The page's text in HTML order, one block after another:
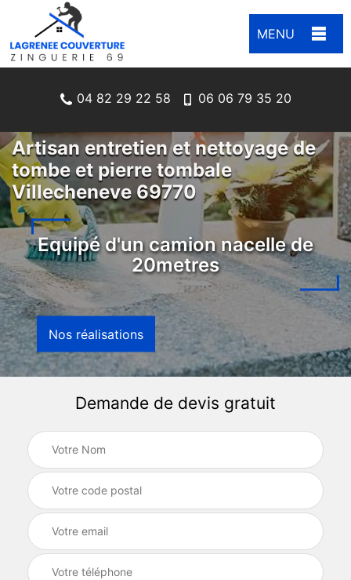
MENU
04 82 29 22 58 06 06 79 35 20
Artisan entretien et nettoyage de
tombe et pierre tombale
Villecheneve 69770
Equipé d'un camion nacelle de
20metres
Nos réalisations
Demande de devis gratuit